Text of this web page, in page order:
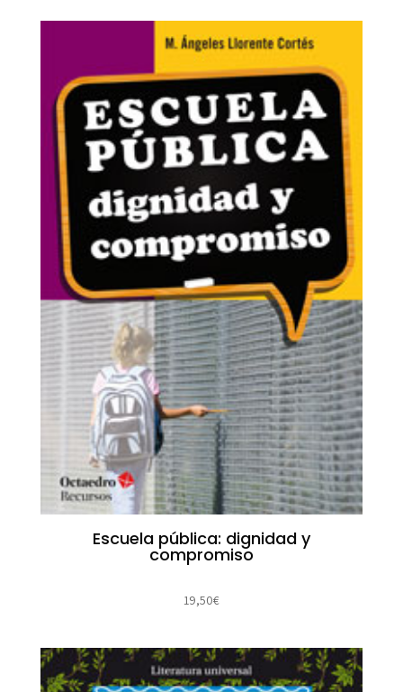
Escuela pública: dignidad y
compromiso
19,50€